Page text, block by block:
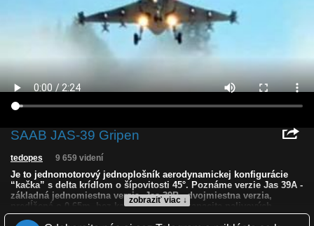
SAAB JAS-39 Gripen
zobraziť viac ↓
tedopes 9 659 videní
Je to jednomotorový jednoplošník aerodynamickej konfigurácie
“kačka” s delta krídlom o šípovitosti 45°. Poznáme verzie Jas 39A -
základná jednomiestna verzia, Jas-39B - dvojmiestna verzia,
predĺžená o 0,65m, bez kanónu, menšia kapacita palivových
nádrží, Jas-39C - vylepšená verzia, úpravy ako modernizované